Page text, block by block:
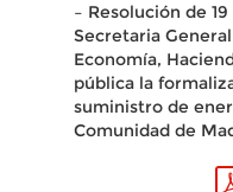
– Resolución de
Secretaria
Economía,
pública la
suministro de
Comunidad de